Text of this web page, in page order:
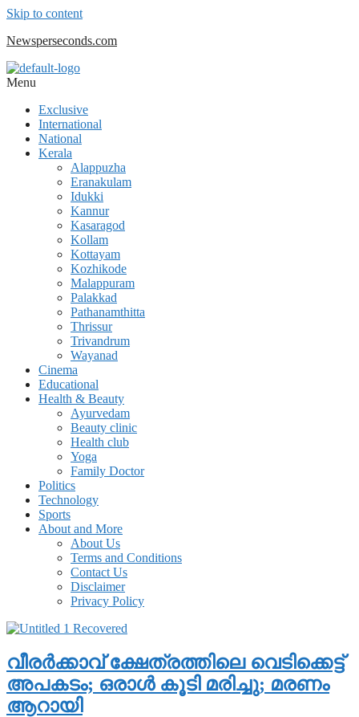
Skip to content
Newsperseconds.com
Menu
Exclusive
International
National
Kerala
Alappuzha
Eranakulam
Idukki
Kannur
Kasaragod
Kollam
Kottayam
Kozhikode
Malappuram
Palakkad
Pathanamthitta
Thrissur
Trivandrum
Wayanad
Cinema
Educational
Health & Beauty
Ayurvedam
Beauty clinic
Health club
Yoga
Family Doctor
Politics
Technology
Sports
About and More
About Us
Terms and Conditions
Contact Us
Disclaimer
Privacy Policy
വീരര്‍ക്കാവ് ക്ഷേത്രത്തിലെ വെടിക്കെട്ട്
അപകടം; ഒരാള്‍ കൂടി മരിച്ചു; മരണം
ആറായി